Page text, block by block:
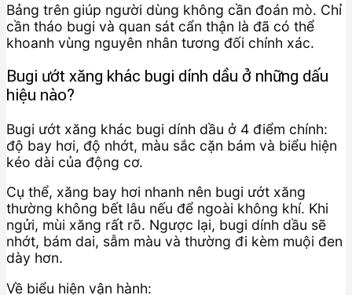
Bảng trên giúp người dùng không cần đoán mò. Chỉ
cần tháo bugi và quan sát cẩn thận là đã có thể
khoanh vùng nguyên nhân tương đối chính xác.
Bugi ướt xăng khác bugi dính dầu ở những dấu
hiệu nào?
Bugi ướt xăng khác bugi dính dầu ở 4 điểm chính:
độ bay hơi, độ nhớt, màu sắc cặn bám và biểu hiện
kéo dài của động cơ.
Cụ thể, xăng bay hơi nhanh nên bugi ướt xăng
thường không bết lâu nếu để ngoài không khí. Khi
ngửi, mùi xăng rất rõ. Ngược lại, bugi dính dầu sẽ
nhớt, bám dai, sẫm màu và thường đi kèm muội đen
dày hơn.
Về biểu hiện vận hành: